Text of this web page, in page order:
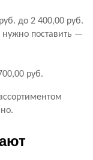
до 2 400,00 руб.
нужно поставить —
руб.